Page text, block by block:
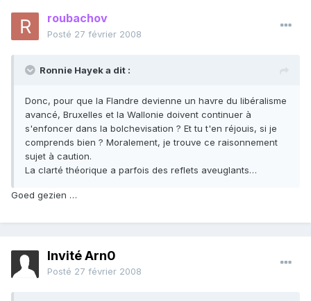
roubachov
Posté 27 février 2008
Ronnie Hayek a dit :
Donc, pour que la Flandre devienne un havre du libéralisme
avancé, Bruxelles et la Wallonie doivent continuer à
s'enfoncer dans la bolchevisation ? Et tu t'en réjouis, si je
comprends bien ? Moralement, je trouve ce raisonnement
sujet à caution.
La clarté théorique a parfois des reflets aveuglants…
Goed gezien …
Invité Arn0
Posté 27 février 2008